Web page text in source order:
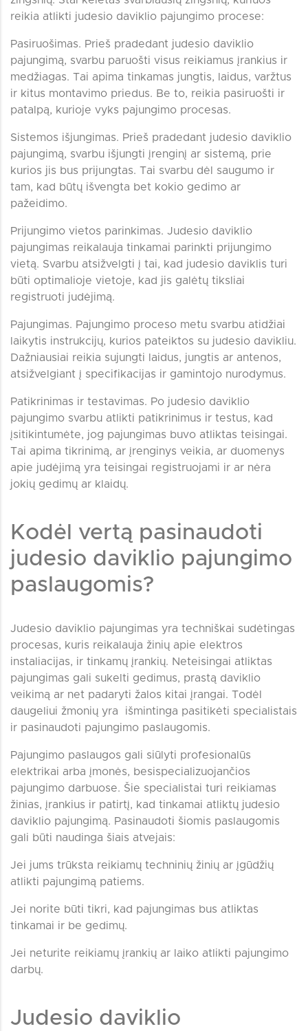
reikia atlikti judesio daviklio pajungimo procese:
Pasiruošimas. Prieš pradedant judesio daviklio
pajungimą, svarbu paruošti visus reikiamus įrankius ir
medžiagas. Tai apima tinkamas jungtis, laidus, varžtus
ir kitus montavimo priedus. Be to, reikia pasiruošti ir
patalpą, kurioje vyks pajungimo procesas.
Sistemos išjungimas. Prieš pradedant judesio daviklio
pajungimą, svarbu išjungti įrenginį ar sistemą, prie
kurios jis bus prijungtas. Tai svarbu dėl saugumo ir
tam, kad būtų išvengta bet kokio gedimo ar
pažeidimo.
Prijungimo vietos parinkimas. Judesio daviklio
pajungimas reikalauja tinkamai parinkti prijungimo
vietą. Svarbu atsižvelgti į tai, kad judesio daviklis turi
būti optimalioje vietoje, kad jis galėtų tiksliai
registruoti judėjimą.
Pajungimas. Pajungimo proceso metu svarbu atidžiai
laikytis instrukcijų, kurios pateiktos su judesio davikliu.
Dažniausiai reikia sujungti laidus, jungtis ar antenos,
atsižvelgiant į specifikacijas ir gamintojo nurodymus.
Patikrinimas ir testavimas. Po judesio daviklio
pajungimo svarbu atlikti patikrinimus ir testus, kad
įsitikintumėte, jog pajungimas buvo atliktas teisingai.
Tai apima tikrinimą, ar įrenginys veikia, ar duomenys
apie judėjimą yra teisingai registruojami ir ar nėra
jokių gedimų ar klaidų.
Kodėl vertą pasinaudoti
judesio daviklio pajungimo
paslaugomis?
Judesio daviklio pajungimas yra techniškai sudėtingas
procesas, kuris reikalauja žinių apie elektros
instaliacijas, ir tinkamų įrankių. Neteisingai atliktas
pajungimas gali sukelti gedimus, prastą daviklio
veikimą ar net padaryti žalos kitai įrangai. Todėl
daugeliui žmonių yra išmintinga pasitikėti specialistais
ir pasinaudoti pajungimo paslaugomis.
Pajungimo paslaugos gali siūlyti profesionalūs
elektrikai arba įmonės, besispecializuojančios
pajungimo darbuose. Šie specialistai turi reikiamas
žinias, įrankius ir patirtį, kad tinkamai atliktų judesio
daviklio pajungimą. Pasinaudoti šiomis paslaugomis
gali būti naudinga šiais atvejais:
Jei jums trūksta reikiamų techninių žinių ar įgūdžių
atlikti pajungimą patiems.
Jei norite būti tikri, kad pajungimas bus atliktas
tinkamai ir be gedimų.
Jei neturite reikiamų įrankių ar laiko atlikti pajungimo
darbų.
Judesio daviklio